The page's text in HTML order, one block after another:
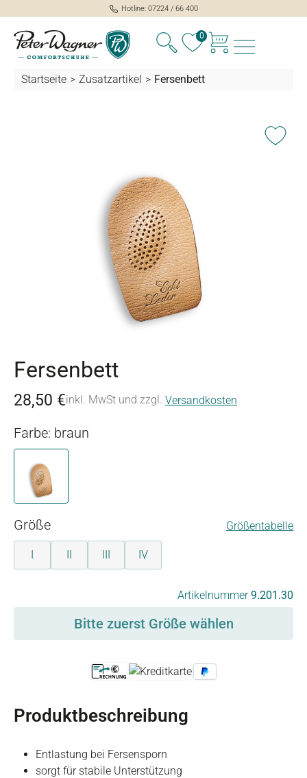
springen
Hotline: 07224 / 66 400
0
Startseite > Zusatzartikel > Fersenbett
Fersenbett
28,50 €inkl. MwSt und zzgl. Versandkosten
Farbe: braun
braun
Größeauswählen Größentabelle
I II III IV
Artikelnummer9.201.30
Bitte zuerst Größe wählen
Produktbeschreibung
Entlastung bei Fersensporn
sorgt für stabile Unterstützung